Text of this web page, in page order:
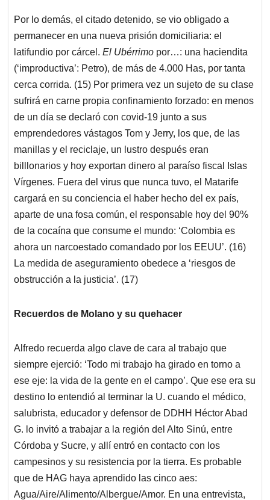
Por lo demás, el citado detenido, se vio obligado a
permanecer en una nueva prisión domiciliaria: el
latifundio por cárcel. El Ubérrimo por…: una haciendita
(‘improductiva’: Petro), de más de 4.000 Has, por tanta
cerca corrida. (15) Por primera vez un sujeto de su clase
sufrirá en carne propia confinamiento forzado: en menos
de un día se declaró con covid-19 junto a sus
emprendedores vástagos Tom y Jerry, los que, de las
manillas y el reciclaje, un lustro después eran
billlonarios y hoy exportan dinero al paraíso fiscal Islas
Vírgenes. Fuera del virus que nunca tuvo, el Matarife
cargará en su conciencia el haber hecho del ex país,
aparte de una fosa común, el responsable hoy del 90%
de la cocaína que consume el mundo: ‘Colombia es
ahora un narcoestado comandado por los EEUU’. (16)
La medida de aseguramiento obedece a ‘riesgos de
obstrucción a la justicia’. (17)
Recuerdos de Molano y su quehacer
Alfredo recuerda algo clave de cara al trabajo que
siempre ejerció: ‘Todo mi trabajo ha girado en torno a
ese eje: la vida de la gente en el campo’. Que ese era su
destino lo entendió al terminar la U. cuando el médico,
salubrista, educador y defensor de DDHH Héctor Abad
G. lo invitó a trabajar a la región del Alto Sinú, entre
Córdoba y Sucre, y allí entró en contacto con los
campesinos y su resistencia por la tierra. Es probable
que de HAG haya aprendido las cinco aes:
Agua/Aire/Alimento/Albergue/Amor. En una entrevista,